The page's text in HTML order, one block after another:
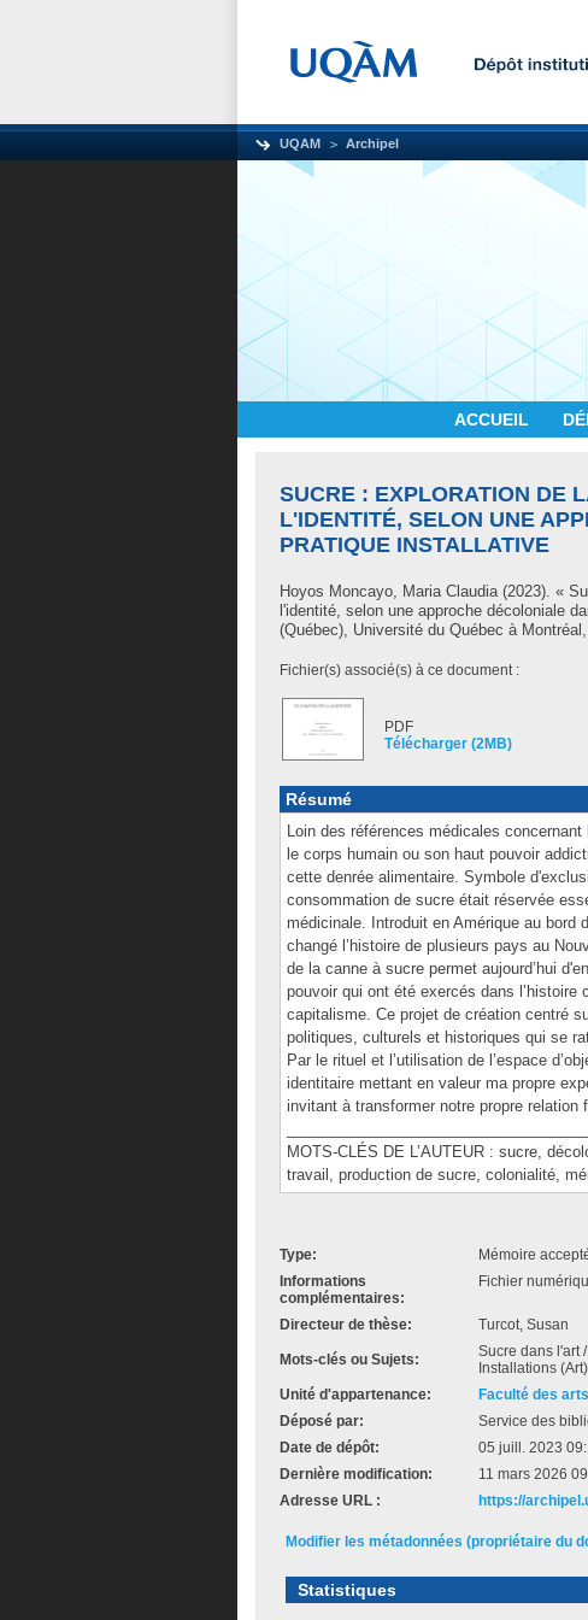
UQAM Archipel
ACCUEIL
SUCRE : EXPLORATION DE
L'IDENTITÉ, SELON UNE
PRATIQUE INSTALLATIVE
Hoyos Moncayo, Maria Claudia(2023). «
l'identité, selon une approche décoloniale
(Québec), Université du Québec à
Fichier(s) associé(s) à ce document :
PDF
Télécharger (2MB)
Résumé
Loin des références médicales
le corps humain ou son haut pouvoir
cette denrée alimentaire. Symbole
consommation de sucre était réservée
médicinale. Introduit en Amérique au bord
changé l’histoire de plusieurs pays au
de la canne à sucre permet aujourd’hui
pouvoir qui ont été exercés dans l’histoire
capitalisme. Ce projet de création centré
politiques, culturels et historiques qui se
Par le rituel et l’utilisation de l’espace
identitaire mettant en valeur ma propre
invitant à transformer notre propre relation
MOTS-CLÉS DE L’AUTEUR : sucre,
travail, production de sucre, colonialité,
Type:
Mémoire
Informations
complémentaires:
Fichier
Directeur de thèse: Turcot, Susan
Mots-clés ou Sujets:
Sucre dans l'art
Installations
Unité d'appartenance:
Faculté des
Déposé par:
Service des
Date de dépôt:
05 juill. 2023
Dernière modification:
11 mars 2026
Adresse URL :
https://
Modifier les métadonnées (propriétaire du
Statistiques